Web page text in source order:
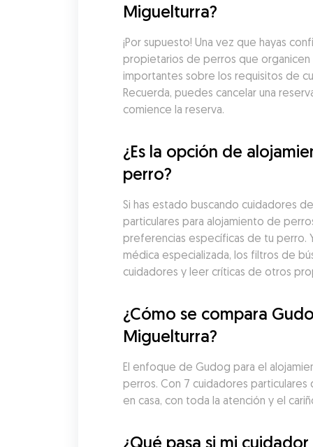
Miguelturra?
¡Por supuesto! Una vez que hayas
propietarios de perros que organicen
importantes sobre los requisitos de
Recuerda, puedes cancelar una
comience la reserva.
¿Es la opción de
perro?
Si has estado buscando cuidadores
particulares para alojamiento de
preferencias específicas de tu perro.
médica especializada, los filtros de
cuidadores y leer críticas de otros
¿Cómo se compara
Miguelturra?
El enfoque de Gudog para el
perros. Con 7 cuidadores
en casa, con toda la atención y el
¿Qué pasa si mi